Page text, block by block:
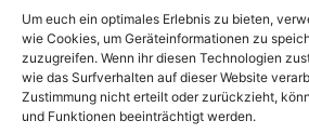
Um euch ein optimales Erlebnis zu bieten,
wie Cookies, um Geräteinformationen zu
zuzugreifen. Wenn ihr diesen Technologien
wie das Surfverhalten auf dieser Website
Zustimmung nicht erteilt oder zurückzieht,
und Funktionen beeinträchtigt werden.